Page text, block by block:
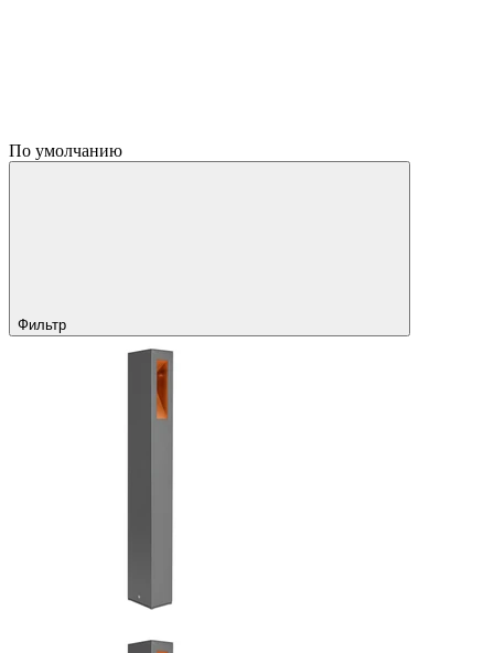
По умолчанию
Фильтр